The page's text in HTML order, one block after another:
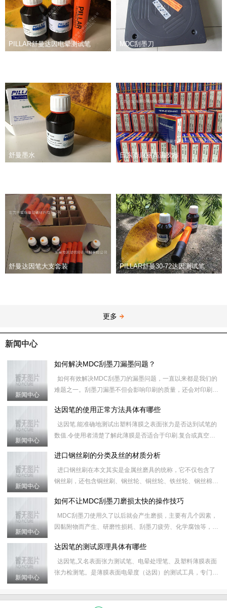
PILLAR舒曼达因电晕测试笔 MDC刮墨刀
舒曼墨水 日东泰康丽高温胶布
舒曼达因笔大支套装 PILLAR舒曼30-72达因测试笔
更多
新闻中心
新闻中心
如何解决MDC刮墨刀漏墨问题？
如何有效解决MDC刮墨刀的漏墨问题，一直以来都是我们的
难题之一。刮墨刀漏墨不但会影响印刷的质量，还会对印刷器
出现
新闻中心
达因笔的使用正常方法具体有哪些
达因笔.能准确地测试出塑料薄膜之表面张力是否达到试笔的
数值.令使用者清楚了解此薄膜是否适合于印刷.复合或真空镀
新闻中心
进口钢丝刷的分类及丝的材质分析
进口钢丝刷在本文其实是金属丝磨具的统称，它不仅包含了
钢丝刷，还包含铜丝刷、钢丝轮、铜丝轮、铁丝轮、钢丝棉、
&nb
新闻中心
如何不让MDC刮墨刀磨损太快的操作技巧
MDC刮墨刀使用久了以后就会产生磨损，主要有几个因素，
因黏附物而产生、研磨性损耗、刮墨刀疲劳、化学腐蚀等，这
的使
新闻中心
达因笔的测试原理具体有哪些
达因笔,又名表面张力测试笔、电晕处理笔、及塑料薄膜表面
张力检测笔。是薄膜表面电晕度（达因）的测试工具，专门用